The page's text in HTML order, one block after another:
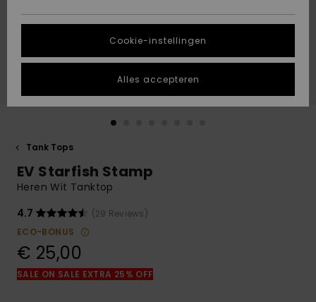
Highlights
Highlights
gesprek om het
snelste
vraag te
krijgen.
antwoorden op
de meest
vragen en ons
contactformulier.
DUURZAAMHEID
STORE LOCATOR
VERLANGLIJST
Tank Tops
EV Starfish Stamp
Heren Wit Tanktop
4.7
(29 Reviews)
ECO-BONUS
€ 25,00
SALE ON SALE EXTRA 25% OFF
Cookie-instellingen
Alles accepteren